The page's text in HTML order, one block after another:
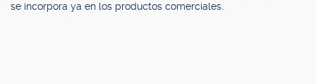
se incorpora ya en los productos comerciales.